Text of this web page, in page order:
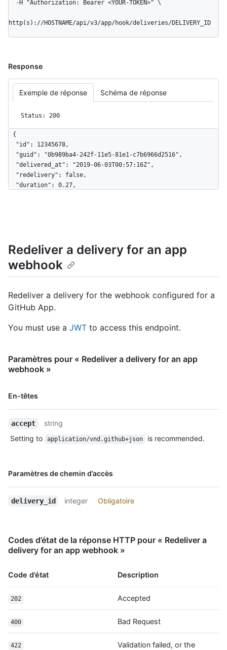
http(s)://HOSTNAME/api/v3/app/hook/deliveries/DELIVERY_ID
Response
Exemple de réponse Schéma de réponse
Status: 200
{
  "repository_id": 456,
  "url": "https://www.example.com",
  "request": {
    "headers": {
c7b6966d2516",
      "X-Hub-Signature-256":
      "Accept": "*/*",
      "X-GitHub-Event": "issues",
      "X-GitHub-Hook-Installation-Target-ID": "123",
      "content-type": "application/json",
      "X-Hub-Signature":
    "payload": {
        "body": "foo"
      "repository": {
        "id": 123
  "response": {
    "headers": {
    },
}
Redeliver a delivery for an app
webhook
Redeliver a delivery for the webhook configured for a
GitHub App.
You must use a JWT to access this endpoint.
Paramètres pour « Redeliver a delivery for an app
webhook »
En-têtes
Nom, Type,
accept
string
Setting to
application/vnd.github+json is recommended.
Paramètres de chemin d’accès
Nom, Type,
delivery_id integer Obligatoire
Codes d’état de la réponse HTTP pour « Redeliver a
delivery for an app webhook »
Code d’état Description
202 Accepted
400 Bad Request
422
Validation failed, or the